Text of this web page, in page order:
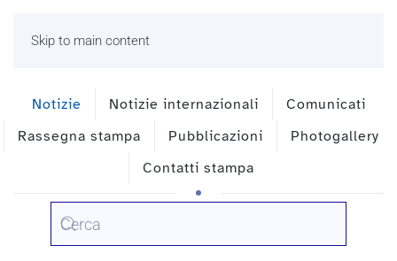
Skip to main content
Notizie Notizie internazionali
Comunicati
Rassegna stampa
Pubblicazioni
Photogallery
Contatti stampa